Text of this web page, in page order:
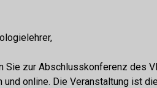
Sie zur Abschlusskonferenz des
und online. Die Veranstaltung ist